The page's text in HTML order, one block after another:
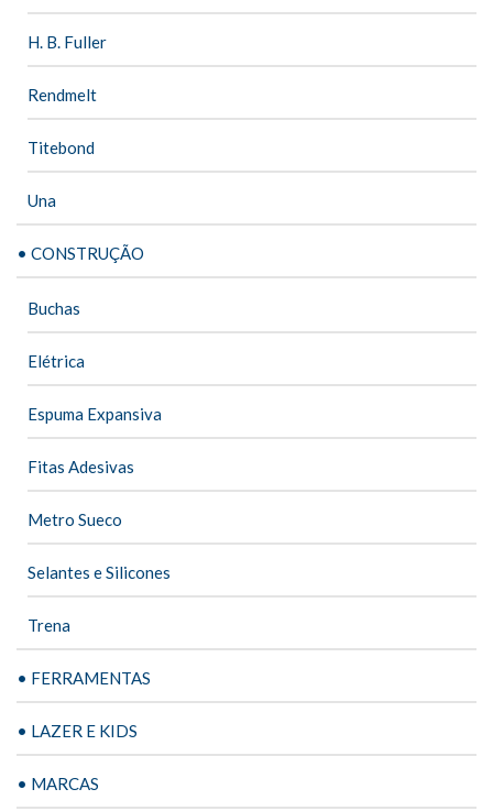
H. B. Fuller
Rendmelt
Titebond
Una
• CONSTRUÇÃO
Buchas
Elétrica
Espuma Expansiva
Fitas Adesivas
Metro Sueco
Selantes e Silicones
Trena
• FERRAMENTAS
• LAZER E KIDS
• MARCAS